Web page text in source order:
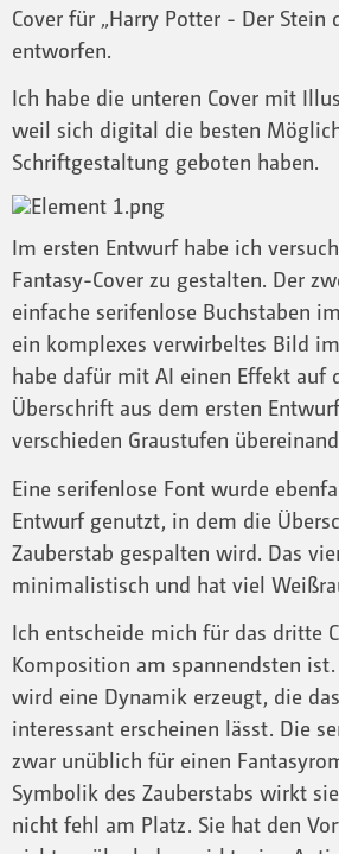
Cover für „Harry Potter - Der Stein
entworfen.
Ich habe die unteren Cover mit
weil sich digital die besten
Schriftgestaltung geboten haben.
Im ersten Entwurf habe ich
Fantasy-Cover zu gestalten. Der
einfache serifenlose Buchstaben
ein komplexes verwirbeltes Bild
habe dafür mit AI einen Effekt auf
Überschrift aus dem ersten
verschieden Graustufen
Eine serifenlose Font wurde
Entwurf genutzt, in dem die
Zauberstab gespalten wird. Das
minimalistisch und hat viel
Ich entscheide mich für das dritte
Komposition am spannendsten
wird eine Dynamik erzeugt, die
interessant erscheinen lässt. Die
zwar unüblich für einen
Symbolik des Zauberstabs wirkt
nicht fehl am Platz. Sie hat den